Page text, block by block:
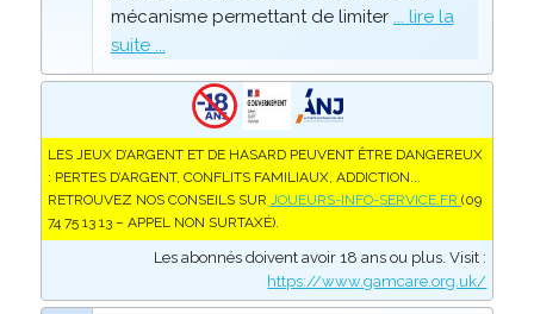
mécanisme permettant de limiter ... lire la
suite ...
LES JEUX D’ARGENT ET DE HASARD PEUVENT ÊTRE DANGEREUX
: PERTES D’ARGENT, CONFLITS FAMILIAUX, ADDICTION...
RETROUVEZ NOS CONSEILS SUR JOUEURS-INFO-SERVICE.FR (09
74 75 13 13 – APPEL NON SURTAXÉ).
Les abonnés doivent avoir 18 ans ou plus. Visit :
https://www.gamcare.org.uk/